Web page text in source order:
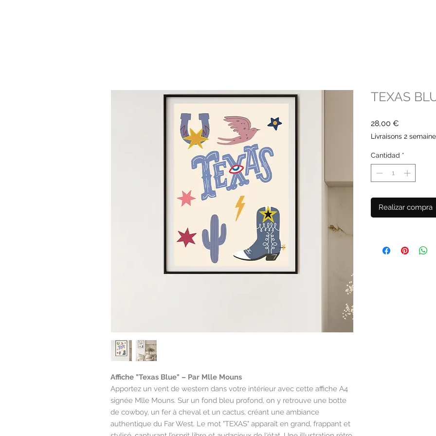
Affiche "Texas Blue" – Par Mlle Mouns
Apportez un vent de western dans votre intérieur avec cette affiche A4
signée Mlle Mouns. Sur un fond bleu profond, on y retrouve une botte
de cowboy, un fer à cheval et un cactus, créant une ambiance
authentique du Far West. Le mot "TEXAS" apparaît en grand, frappant et
TEXAS
28,00 €
Livraisons 2
Cantidad *
Realizar compra